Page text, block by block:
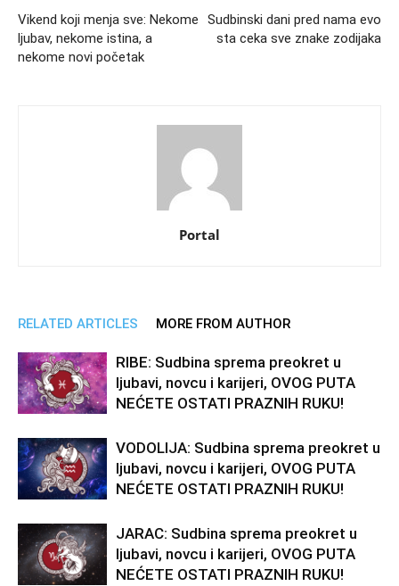
Vikend koji menja sve: Nekome
ljubav, nekome istina, a
nekome novi početak
Sudbinski dani pred nama evo
sta ceka sve znake zodijaka
Portal
RELATED ARTICLES MORE FROM AUTHOR
RIBE: Sudbina sprema preokret u
ljubavi, novcu i karijeri, OVOG PUTA
NEĆETE OSTATI PRAZNIH RUKU!
VODOLIJA: Sudbina sprema preokret u
ljubavi, novcu i karijeri, OVOG PUTA
NEĆETE OSTATI PRAZNIH RUKU!
JARAC: Sudbina sprema preokret u
ljubavi, novcu i karijeri, OVOG PUTA
NEĆETE OSTATI PRAZNIH RUKU!